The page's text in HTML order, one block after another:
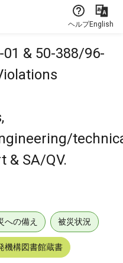
ヘルプEnglish
& 50-388/96-
& SA/QV.
への備え 被災状況
機構図書館蔵書